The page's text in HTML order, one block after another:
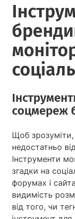
соцмереж
Щоб
недостатньо
Інструменти
згадки на
форумах і
видимість
від того, чи